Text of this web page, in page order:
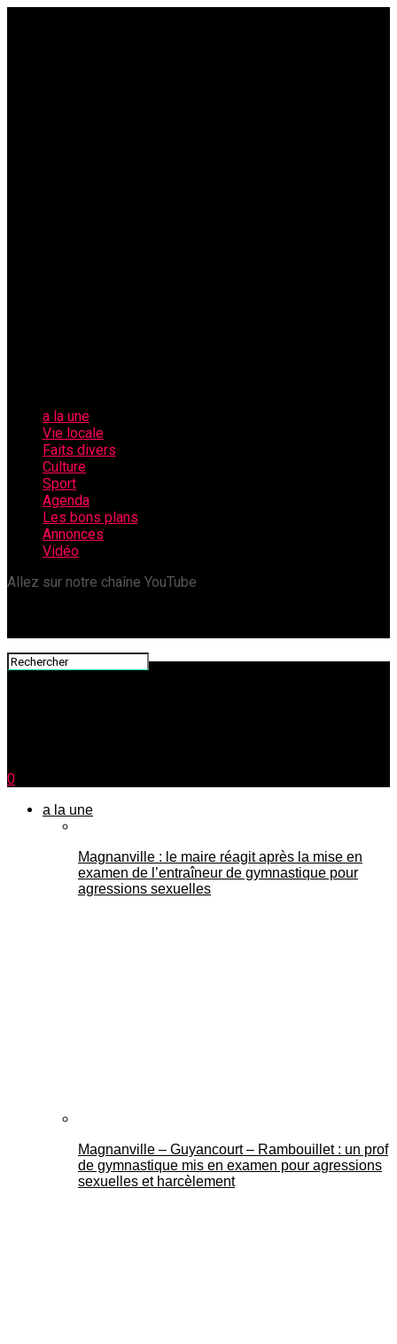
a la une
Vie locale
Faits divers
Culture
Sport
Agenda
Les bons plans
Annonces
Vidéo
Allez sur notre chaîne YouTube
0
a la une
Magnanville : le maire réagit après la mise en
examen de l’entraîneur de gymnastique pour
agressions sexuelles
Magnanville – Guyancourt – Rambouillet : un prof
de gymnastique mis en examen pour agressions
sexuelles et harcèlement